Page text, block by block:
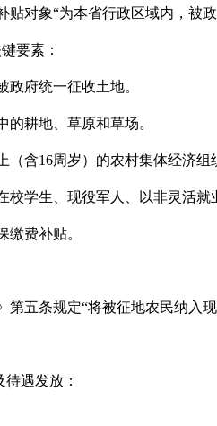
贴对象“为本省行政区域内，
要素：
府统一征收土地。
耕地、草原和草场。
含16周岁）的农村集体经济组
校学生、现役军人、以非灵活
费补贴。
第五条规定“将被征地农民纳入
遇发放：